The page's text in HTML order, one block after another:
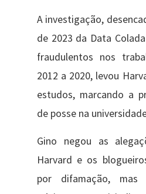
A investigação,
de 2023 da Data
fraudulentos nos
2012 a 2020, levou
estudos, marcando a
de posse na
Gino negou as
Harvard e os
por difamação,